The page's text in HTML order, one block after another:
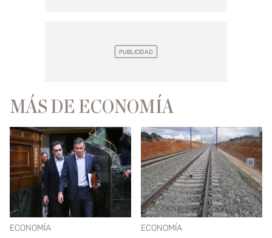
MÁS DE ECONOMÍA
ECONOMÍA ECONOMÍA